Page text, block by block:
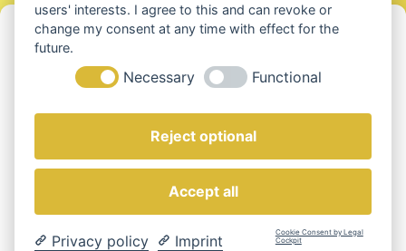
Cookie-Einwilligung verwalten
Um die besten Erfahrungen zu bieten, verwenden wir Technologien wie
Cookies, um Geräteinformationen zu speichern und/oder darauf
Daten wie das Surfverhalten oder eindeutige IDs auf dieser Website
verarbeiten. Die Nichteinwilligung oder der Widerruf der Einwilligung
kann bestimmte Merkmale und Funktionen beeinträchtigen.
Akzeptieren
Einstellungen anzeigen
Apple Podcast
Anchor
© 2025 Neue Erde GmbH
Impressum AGB Datenschutz
users' interests. I agree to this and can revoke or
change my consent at any time with effect for the
future.
Necessary Functional
Reject optional
Accept all
Privacy policy Imprint
Cookie Consent by Legal
Cockpit